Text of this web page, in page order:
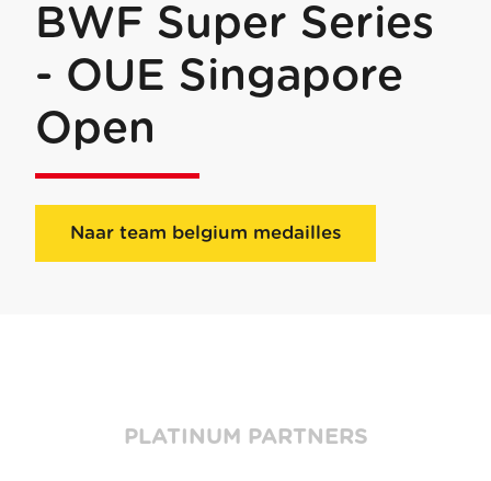
BWF Super Series
- OUE Singapore
Open
Naar team belgium medailles
PLATINUM PARTNERS